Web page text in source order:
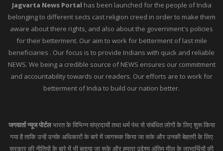
Jagvarta News Portal has been launched for the people of India
belonging to different sects cast religion creed in order to make them
aware about there rights, and also about the government's policies
for their betterment. Our aim to work for betterment of last mile
beneficiaries . Our focus is to provide Indians with quick and reliable
NEWS. We being a credible source of NEWS ensures our commitment
and accountability towards our readers. Our efforts are to work for
betterment of India to build our nation better.
जगवार्ता न्यूज पोर्टलभारत के विभिन्न संप्रदायों तथा धर्म पंथ से संबंधित लोगों के लिए शुरू किया
गया है ताकि उन्हें उनके अधिकारों के बारे में जागरूक किया जा सके और उनकी बेहतरी के लिए
सरकार की नीतियों के बारे में भी बताया जा सके और हमारा उद्देश्य अंतिम मील के लाभार्थियों की